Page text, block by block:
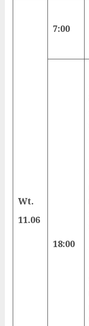
Wt.
11.06
7:00
18:00